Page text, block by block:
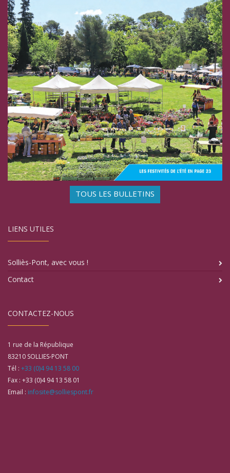
TOUS LES BULLETINS
LIENS UTILES
Solliès-Pont, avec vous !
Contact
CONTACTEZ-NOUS
1 rue de la République
83210 SOLLIES-PONT
Tél : +33 (0)4 94 13 58 00
Fax : +33 (0)4 94 13 58 01
Email : infosite@solliespont.fr